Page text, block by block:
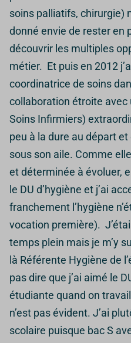
soins palliatifs, chirurgie)
donné envie de rester en
découvrir les multiples
métier. Et puis en 2012
coordinatrice de soins
collaboration étroite avec
Soins Infirmiers)
peu à la dure au départ
sous son aile. Comme
et déterminée à évoluer,
le DU d’hygiène et j’ai
franchement l’hygiène
vocation première).
temps plein mais je m’y
là Référente Hygiène de
pas dire que j’ai aimé le
étudiante quand on
n’est pas évident. J’ai
scolaire puisque bac S